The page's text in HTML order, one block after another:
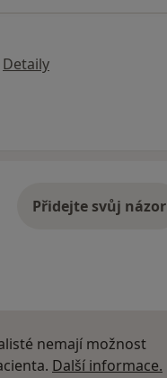
Detaily
Přidejte svůj názor
nemají možnost
Další informace.